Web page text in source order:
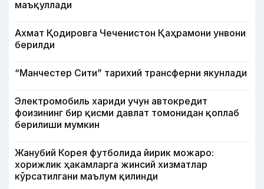
маъқуллади
Ахмат Қодировга Чеченистон Қаҳрамони унвони
берилди
“Манчестер Сити” тарихий трансферни якунлади
Электромобиль хариди учун автокредит
фоизининг бир қисми давлат томонидан қоплаб
берилиши мумкин
Жанубий Корея футболида йирик можаро:
хорижлик ҳакамларга жинсий хизматлар
кўрсатилгани маълум қилинди